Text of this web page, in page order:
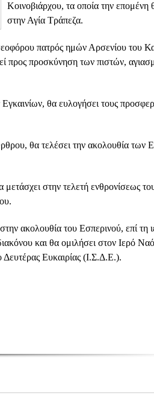
Κοινοβιάρχου, τα οποία την επομένη
στην Αγία Τράπεζα.
πατρός ημών Αρσενίου του
προς προσκύνηση των πιστών,
θα ευλογήσει τους
θα τελέσει την ακολουθία των
στην τελετή ενθρονίσεως
ακολουθία του Εσπερινού, επί τη
και θα ομιλήσει στον Ιερό
Δευτέρας Ευκαιρίας (Ι.Σ.Δ.Ε.).